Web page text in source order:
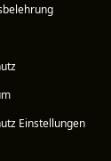
Einstellungen